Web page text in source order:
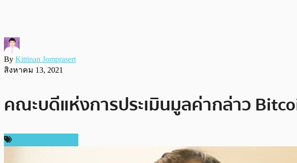
By Kittinan Jomprasert
สิงหาคม 13, 2021
คณะบดีแห่งการประเมินมูลค่ากล่าว